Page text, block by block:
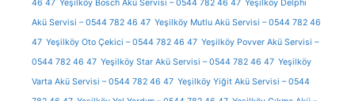
46 47 Yeşilköy Bosch Akü Servisi – 0544 782 46 47 Yeşilköy Delphı
Akü Servisi – 0544 782 46 47 Yeşilköy Mutlu Akü Servisi – 0544 782 46
47 Yeşilköy Oto Çekici – 0544 782 46 47 Yeşilköy Povver Akü Servisi –
0544 782 46 47 Yeşilköy Star Akü Servisi – 0544 782 46 47 Yeşilköy
Varta Akü Servisi – 0544 782 46 47 Yeşilköy Yiğit Akü Servisi – 0544